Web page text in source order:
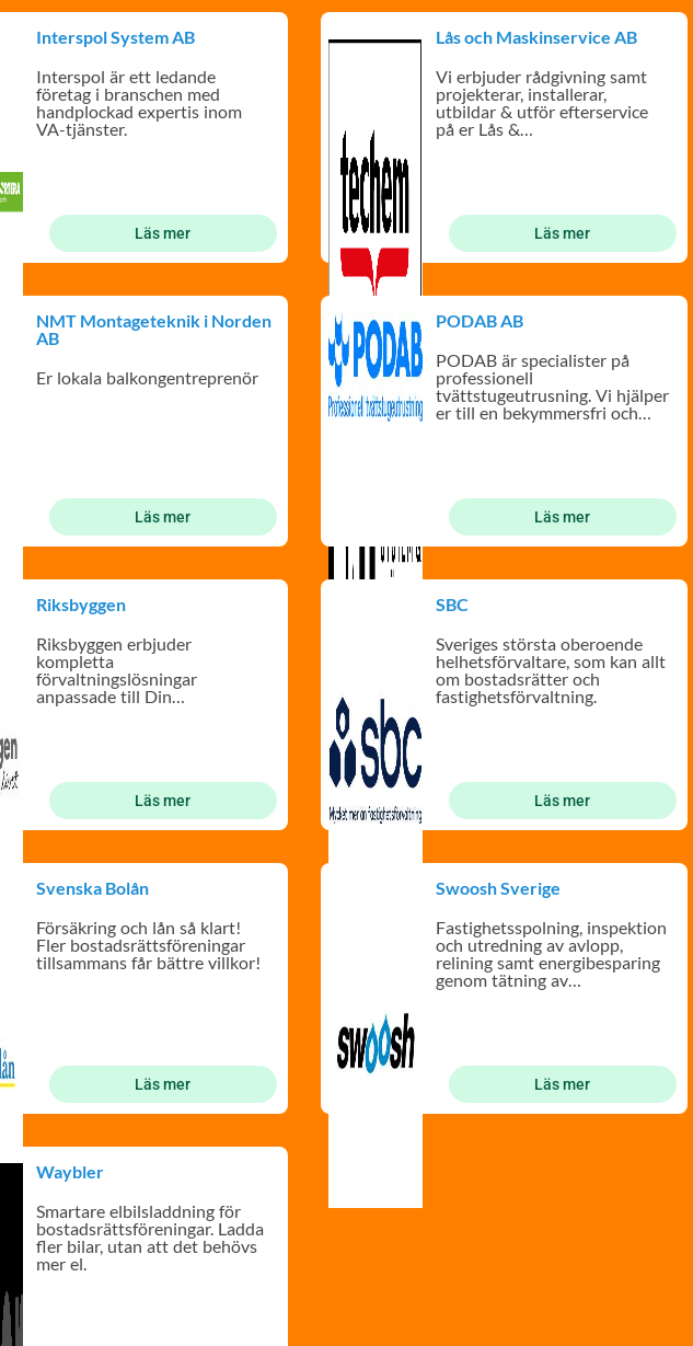
Interspol System AB
Interspol är ett ledande
företag i branschen med
handplockad expertis inom
VA-tjänster.
Läs mer
Lås och Maskinservice AB
Vi erbjuder rådgivning samt
projekterar, installerar,
utbildar & utför efterservice
på er Lås &
Säkerhetsanläggning.
Läs mer
NMT Montageteknik i Norden
AB
Er lokala balkongentreprenör
Läs mer
PODAB AB
PODAB är specialister på
professionell
tvättstugeutrusning. Vi hjälper
er till en bekymmersfri och
trivsam tvättstuga.
Läs mer
Riksbyggen
Riksbyggen erbjuder
kompletta
förvaltningslösningar
anpassade till Din
bostadsrättsförening.
Läs mer
SBC
Sveriges största oberoende
helhetsförvaltare, som kan allt
om bostadsrätter och
fastighetsförvaltning.
Läs mer
Svenska Bolån
Försäkring och lån så klart!
Fler bostadsrättsföreningar
tillsammans får bättre villkor!
Läs mer
Swoosh Sverige
Fastighetsspolning, inspektion
och utredning av avlopp,
relining samt energibesparing
genom tätning av
ventilationskanal
Läs mer
Waybler
Smartare elbilsladdning för
bostadsrättsföreningar. Ladda
fler bilar, utan att det behövs
mer el.